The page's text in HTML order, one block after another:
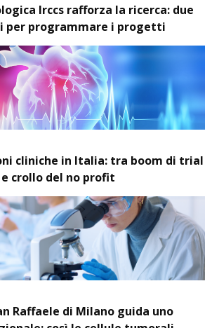
Irccs rafforza la ricerca: due
per programmare i progetti
cliniche in Italia: tra boom di trial
crollo del no profit
Raffaele di Milano guida uno